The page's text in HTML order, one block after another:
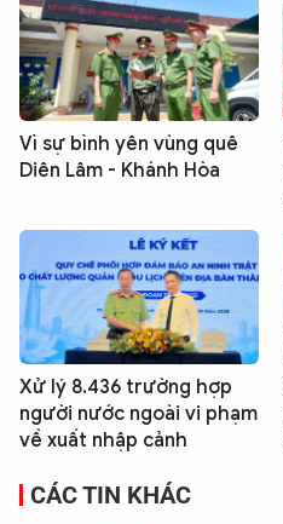
Vì sự bình yên vùng quê
Diên Lâm - Khánh Hòa
Xử lý 8.436 trường hợp
người nước ngoài vi phạm
về xuất nhập cảnh
CÁC TIN KHÁC